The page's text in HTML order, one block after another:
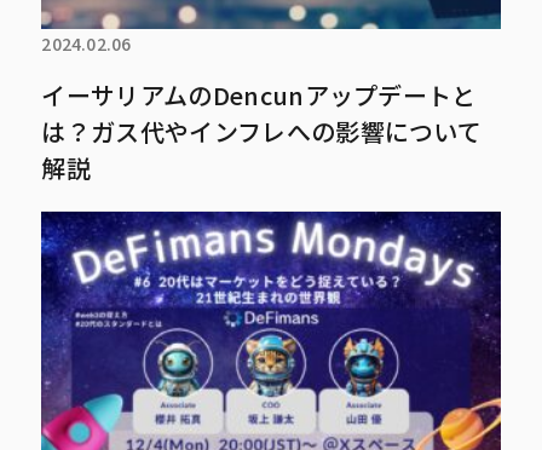
2024.02.06
イーサリアムのDencunアップデートと
は？ガス代やインフレへの影響について
解説